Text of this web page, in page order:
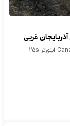
وضعیت: در حال اجرا پنل خورشیدی 660 وات Canadian Solar اینورتر 255